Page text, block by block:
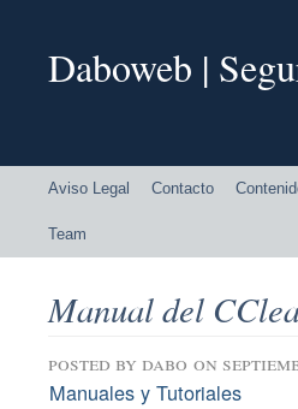
Daboweb |
Aviso Legal Contacto
Team
Manual del
posted by dabo on
Manuales y Tutoriales